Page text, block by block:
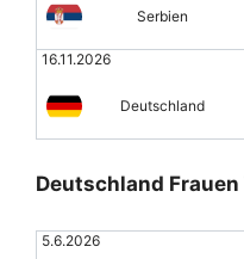
Serbien
16.11.2026
Deutschland
Deutschland
5.6.2026